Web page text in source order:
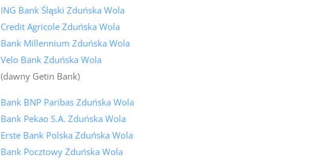
ING Bank Śląski Zduńska Wola
Credit Agricole Zduńska Wola
Bank Millennium Zduńska Wola
Velo Bank Zduńska Wola
(dawny Getin Bank)
Bank BNP Paribas Zduńska Wola
Bank Pekao S.A. Zduńska Wola
Erste Bank Polska Zduńska Wola
Bank Pocztowy Zduńska Wola